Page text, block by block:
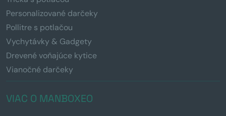
Personalizované darčeky
Pollitre s potlačou
Vychytávky & Gadgety
Drevené voňajúce kytice
Vianočné darčeky
VIAC O MANBOXEO